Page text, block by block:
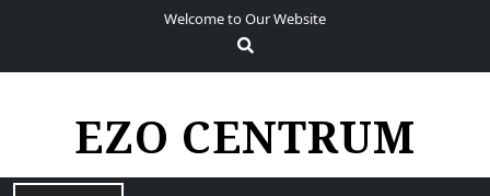
Welcome to Our Website
EZO CENTRUM